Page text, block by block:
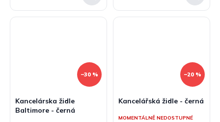
–30 %
Kancelárska židle
Baltimore - černá
–20 %
Kancelářská židle - černá
MOMENTÁLNĚ NEDOSTUPNÉ